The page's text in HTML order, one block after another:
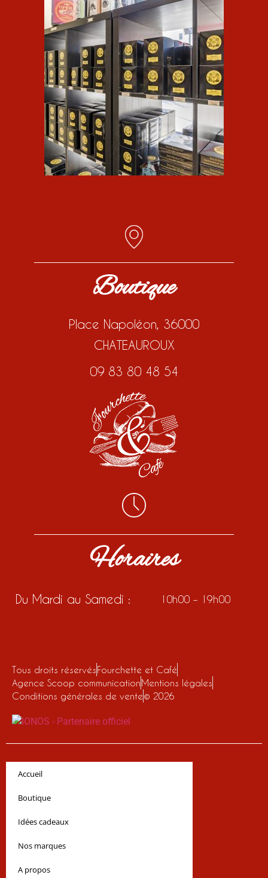
Boutique
Place Napoléon, 36000
CHATEAUROUX
09 83 80 48 54
Horaires
Du Mardi au Samedi : 10h00 – 19h00
Tous droits réservésFourchette et Café
Agence Scoop communicationMentions légales
Conditions générales de vente© 2026
Accueil
Boutique
Idées cadeaux
Nos marques
A propos